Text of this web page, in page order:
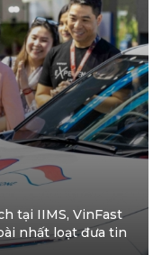
tại IIMS, VinFast
nhất loạt đưa tin